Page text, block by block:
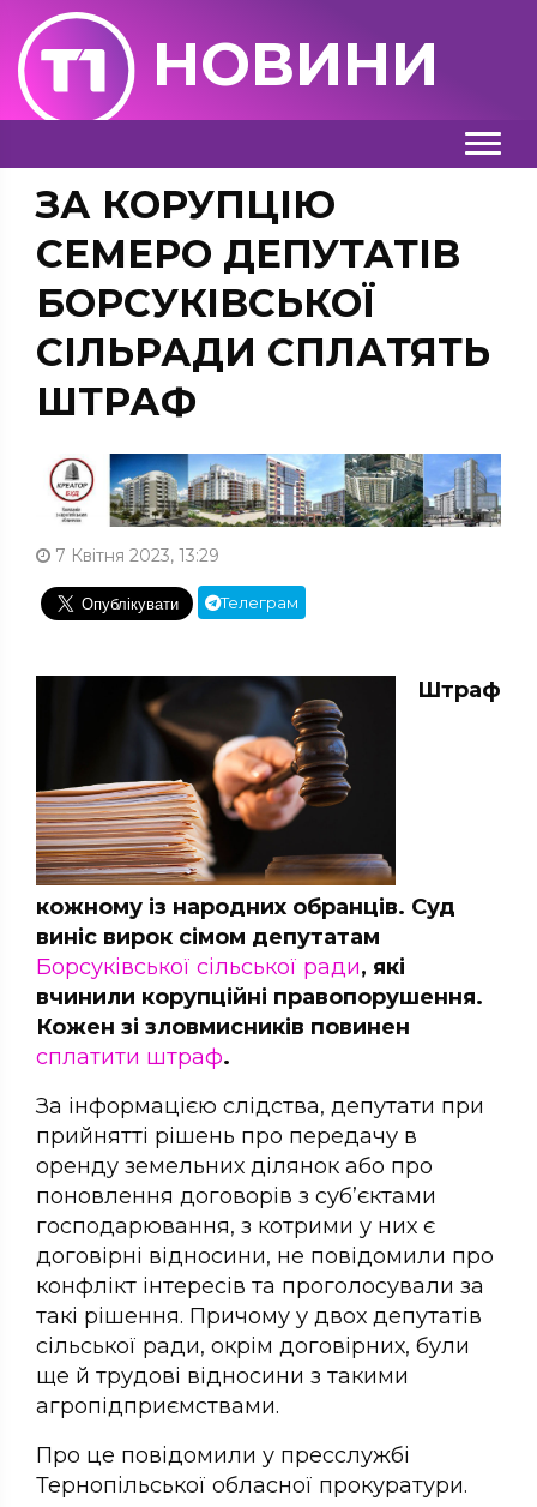
НОВИНИ
ЗА КОРУПЦІЮ
СЕМЕРО ДЕПУТАТІВ
БОРСУКІВСЬКОЇ
СІЛЬРАДИ СПЛАТЯТЬ
ШТРАФ
7 Квітня 2023, 13:29
Телеграм
Штраф
кожному із народних обранців. Суд
виніс вирок сімом депутатам
Борсуківської сільської ради, які
вчинили корупційні правопорушення.
Кожен зі зловмисників повинен
сплатити штраф.
За інформацією слідства, депутати при
прийнятті рішень про передачу в
оренду земельних ділянок або про
поновлення договорів з суб’єктами
господарювання, з котрими у них є
договірні відносини, не повідомили про
конфлікт інтересів та проголосували за
такі рішення. Причому у двох депутатів
сільської ради, окрім договірних, були
ще й трудові відносини з такими
агропідприємствами.
Про це повідомили у пресслужбі
Тернопільської обласної прокуратури.